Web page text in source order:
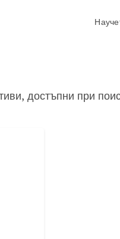
достъпни при